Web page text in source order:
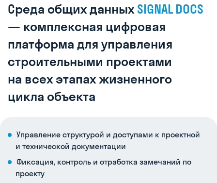
Среда общихданныхSIGNALDOCS
— комплексная цифровая
платформа для управления
строительными проектами
на всехэтапахжизненного
цикла объекта
Управление структурой и доступами к проектной
и технической документации
Фиксация, контроль и отработка замечаний по
проекту